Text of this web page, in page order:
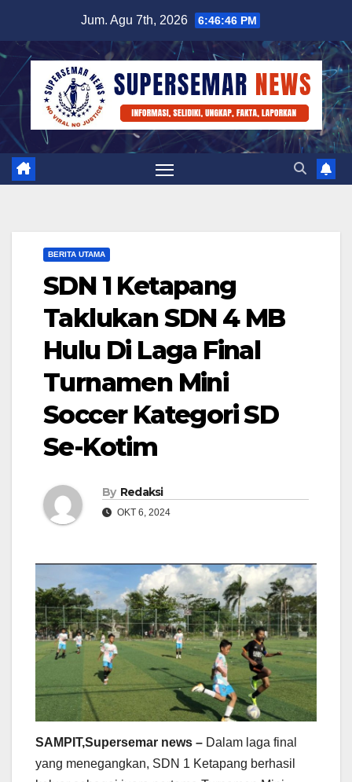
content
Jum. Agu 7th, 2026 6:46:46 PM
BERITA UTAMA
SDN 1 Ketapang
Taklukan SDN 4 MB
Hulu Di Laga Final
Turnamen Mini
Soccer Kategori SD
Se-Kotim
By Redaksi
OKT 6, 2024
SAMPIT,Supersemar news – Dalam laga final
yang menegangkan, SDN 1 Ketapang berhasil